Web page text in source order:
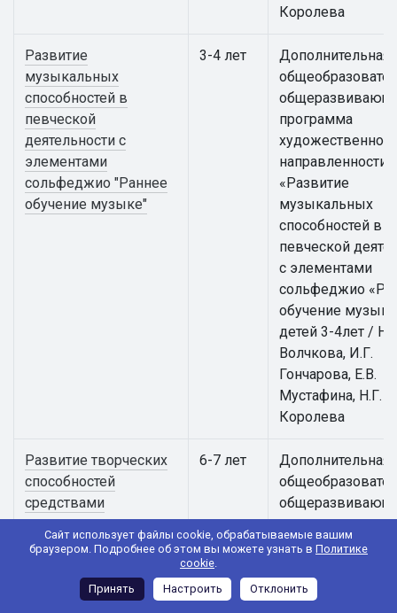
Сайт использует файлы cookie, обрабатываемые вашим
браузером. Подробнее об этом вы можете узнать в Политике
cookie.
Принять
Настроить Отклонить
Королева
Развитие
музыкальных
способностей в
певческой
деятельности с
элементами
сольфеджио "Раннее
обучение музыке"
3-4 лет
Дополнительная
программа
художественной
направленности
«Развитие
музыкальных
способностей в
певческой
с элементами
сольфеджио
обучение
детей 3-4лет /
Волчкова, И.Г.
Гончарова, Е.В.
Мустафина, Н.Г.
Королева
Развитие творческих
способностей
средствами
театрального
искусства "Театр
6-7 лет
Дополнительная
программа
художественной
«Развитие